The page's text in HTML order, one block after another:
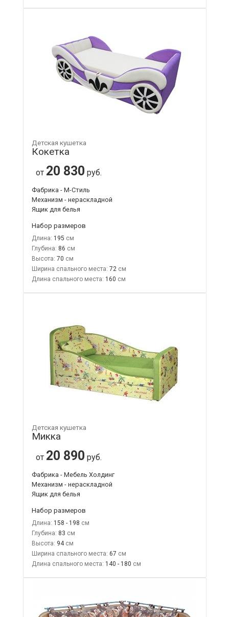
Детская кушетка
Кокетка
от 20 830 руб.
Фабрика - М-Стиль
Механизм - нераскладной
Ящик для белья
Набор размеров
Длина: 195
Глубина: 86
Высота: 70
Ширина спального места: 72
Длина спального места: 160
Детская кушетка
Микка
от 20 890 руб.
Фабрика - Мебель Холдинг
Механизм - нераскладной
Ящик для белья
Набор размеров
Длина: 158 - 198
Глубина: 83
Высота: 94
Ширина спального места: 67
Длина спального места: 140 - 180